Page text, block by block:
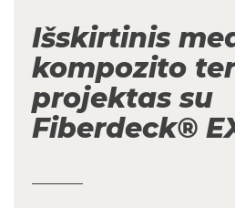
Išskirtinis
kompozito
projektas su
Fiberdeck®